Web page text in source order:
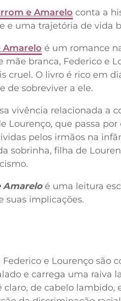
e Amarelo conta a
e uma trajetória de vida
Amarelo é um romance
mãe branca, Federico e
cruel. O livro é rico em
de sobreviver a ele.
vivência relacionada a
Lourenço, que passa
pelos irmãos na
sobrinha, filha de
Amareloé uma leitura
suas implicações.
Federico e Lourenço são
e carrega uma raiva
claro, de cabelo